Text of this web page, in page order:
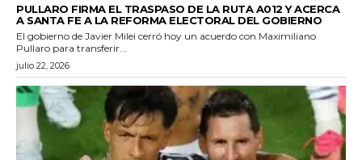
PULLARO FIRMA EL TRASPASO DE LA RUTA A012 Y ACERCA
A SANTA FE A LA REFORMA ELECTORAL DEL GOBIERNO
El gobierno de Javier Milei cerró hoy un acuerdo con Maximiliano
Pullaro para transferir...
julio 22, 2026